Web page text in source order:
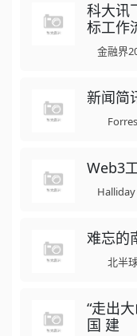
科大讯
标工作
金融界
新闻简
Web3
Halliday
难忘的
北半球
“走出
国 建